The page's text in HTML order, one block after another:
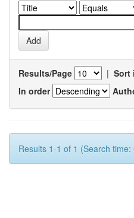
Results/Page | Sort
In order
Results 1-1 of 1 (Search